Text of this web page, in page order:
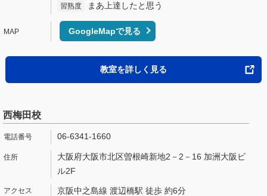
習熟度 まあ上達したと思う
GoogleMapで見る
教室を詳しく見る
西梅田校
06-6341-1660
大阪府大阪市北区曽根崎新地2－2－16 加洲大阪ビ
ル2F
京阪中之島線 渡辺橋駅 徒歩 約6分